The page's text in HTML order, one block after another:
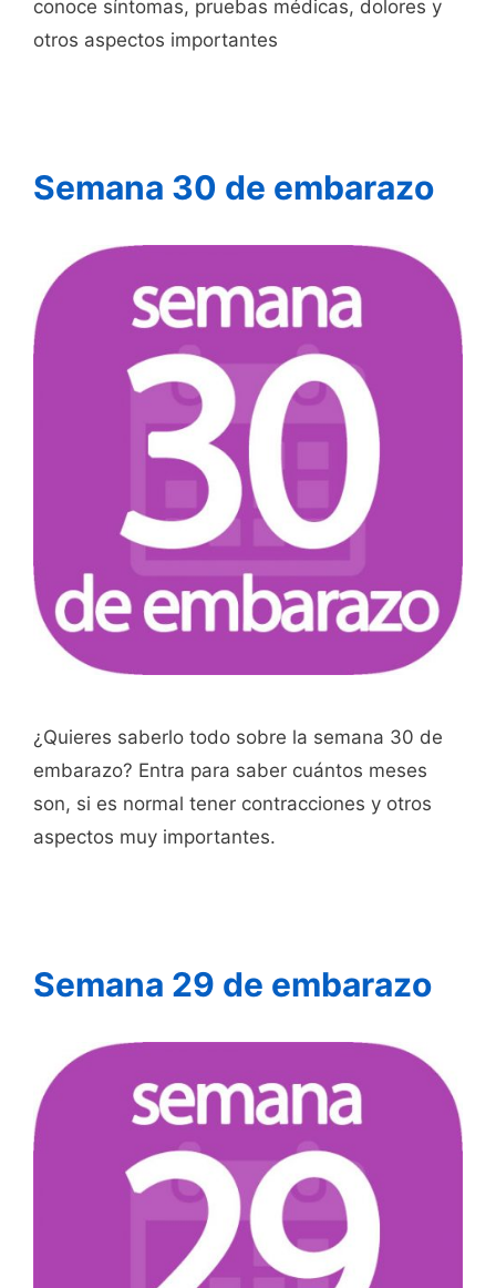
conoce síntomas, pruebas médicas, dolores y
otros aspectos importantes
Semana 30 de embarazo
¿Quieres saberlo todo sobre la semana 30 de
embarazo? Entra para saber cuántos meses
son, si es normal tener contracciones y otros
aspectos muy importantes.
Semana 29 de embarazo